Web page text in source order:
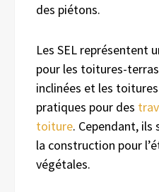
des piétons.
Les SEL représentent
pour les toitures-
inclinées et les
pratiques pour des
toiture. Cependant, ils
la construction pour
végétales.